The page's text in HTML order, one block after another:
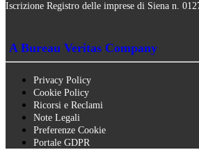
Iscrizione Registro delle imprese di Siena n.
A Bureau Veritas Company
Privacy Policy
Cookie Policy
Ricorsi e Reclami
Note Legali
Preferenze Cookie
Portale GDPR